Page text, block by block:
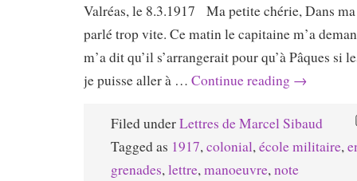
Valréas, le 8.3.1917 Ma petite chérie, Dans
parlé trop vite. Ce matin le capitaine m’a
m’a dit qu’il s’arrangerait pour qu’à Pâques si
je puisse aller à … Continue reading →
Filed underLettres de Marcel Sibaud
Tagged as 1917, colonial, école militaire,
grenades, lettre, manoeuvre, note